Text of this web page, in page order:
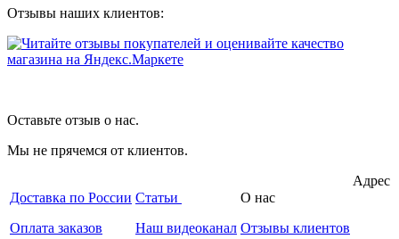
Отзывы наших клиентов:
Оставьте отзыв о нас.
Мы не прячемся от клиентов.
Доставка по России
Оплата заказов
Статьи
Наш видеоканал
О нас
Отзывы клиентов
Адрес